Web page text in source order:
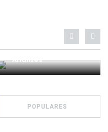
Análises
POPULARES